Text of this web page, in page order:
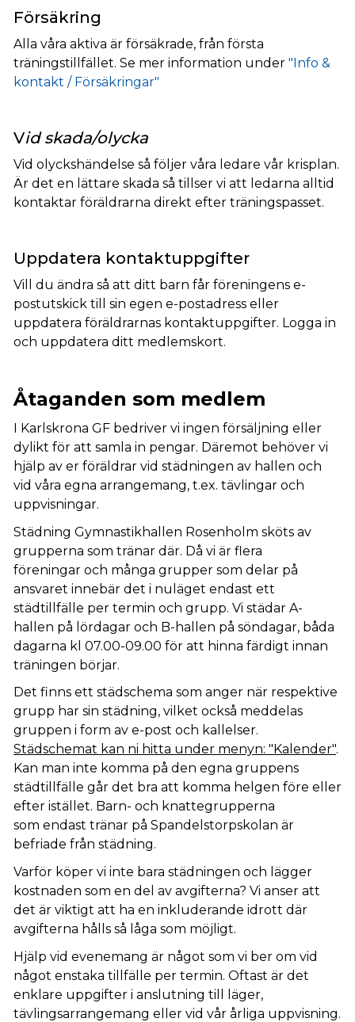
Försäkring
Alla våra aktiva är försäkrade, från första
träningstillfället. Se mer information under "Info &
kontakt / Försäkringar"
Vid skada/olycka
Vid olyckshändelse så följer våra ledare vår krisplan.
Är det en lättare skada så tillser vi att ledarna alltid
kontaktar föräldrarna direkt efter träningspasset.
Uppdatera kontaktuppgifter
Vill du ändra så att ditt barn får föreningens e-
postutskick till sin egen e-postadress eller
uppdatera föräldrarnas kontaktuppgifter. Logga in
och uppdatera ditt medlemskort.
Åtaganden som medlem
I Karlskrona GF bedriver vi ingen försäljning eller
dylikt för att samla in pengar. Däremot behöver vi
hjälp av er föräldrar vid städningen av hallen och
vid våra egna arrangemang, t.ex. tävlingar och
uppvisningar.
Städning Gymnastikhallen Rosenholm sköts av
grupperna som tränar där. Då vi är flera
föreningar och många grupper som delar på
ansvaret innebär det i nuläget endast ett
städtillfälle per termin och grupp. Vi städar A-
hallen på lördagar och B-hallen på söndagar, båda
dagarna kl 07.00-09.00 för att hinna färdigt innan
träningen börjar.
Det finns ett städschema som anger när respektive
grupp har sin städning, vilket också meddelas
gruppen i form av e-post och kallelser.
Städschemat kan ni hitta under menyn: "Kalender".
Kan man inte komma på den egna gruppens
städtillfälle går det bra att komma helgen före eller
efter istället. Barn- och knattegrupperna
som endast tränar på Spandelstorpskolan är
befriade från städning.
Varför köper vi inte bara städningen och lägger
kostnaden som en del av avgifterna? Vi anser att
det är viktigt att ha en inkluderande idrott där
avgifterna hålls så låga som möjligt.
Hjälp vid evenemang är något som vi ber om vid
något enstaka tillfälle per termin. Oftast är det
enklare uppgifter i anslutning till läger,
tävlingsarrangemang eller vid vår årliga uppvisning.